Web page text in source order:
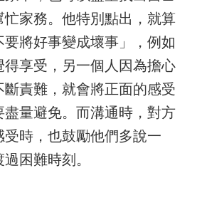
家務。他特別點出，就算
將好事變成壞事」，例如
享受，另一個人因為擔心
責難，就會將正面的感受
量避免。而溝通時，對方
時，也鼓勵他們多說一
困難時刻。